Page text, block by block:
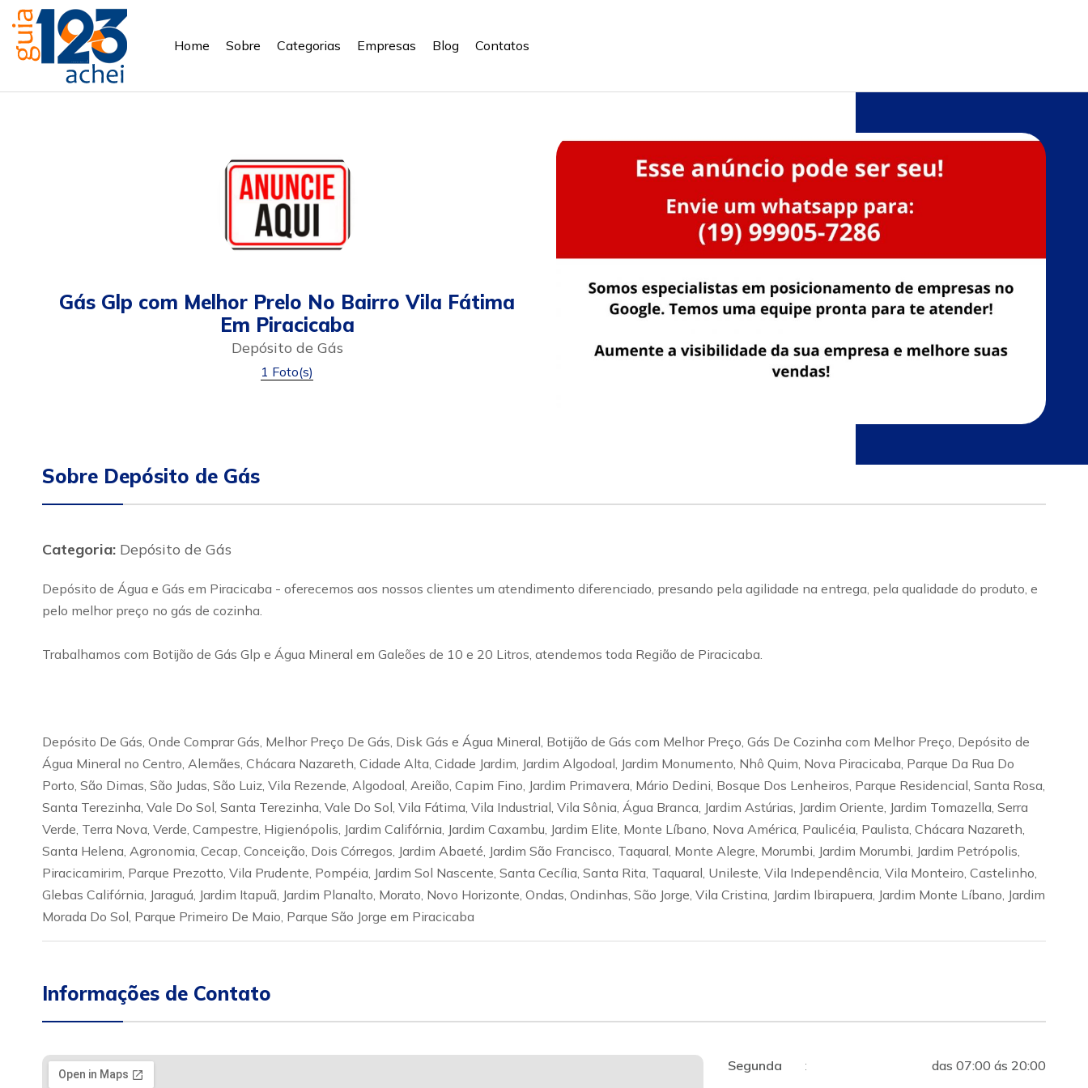
Home Sobre Categorias Empresas Blog Contatos
Gás Glp com Melhor Prelo No Bairro Vila Fátima
Em Piracicaba
Depósito de Gás
1 Foto(s)
Sobre Depósito de Gás
Categoria: Depósito de Gás
Depósito de Água e Gás em Piracicaba - oferecemos aos nossos clientes um atendimento diferenciado, presando pela agilidade na entrega, pela qualidade do produto, e
pelo melhor preço no gás de cozinha.
Trabalhamos com Botijão de Gás Glp e Água Mineral em Galeões de 10 e 20 Litros, atendemos toda Região de Piracicaba.
Depósito De Gás, Onde Comprar Gás, Melhor Preço De Gás, Disk Gás e Água Mineral, Botijão de Gás com Melhor Preço, Gás De Cozinha com Melhor Preço, Depósito de
Água Mineral no Centro, Alemães, Chácara Nazareth, Cidade Alta, Cidade Jardim, Jardim Algodoal, Jardim Monumento, Nhô Quim, Nova Piracicaba, Parque Da Rua Do
Porto, São Dimas, São Judas, São Luiz, Vila Rezende, Algodoal, Areião, Capim Fino, Jardim Primavera, Mário Dedini, Bosque Dos Lenheiros, Parque Residencial, Santa Rosa,
Santa Terezinha, Vale Do Sol, Santa Terezinha, Vale Do Sol, Vila Fátima, Vila Industrial, Vila Sônia, Água Branca, Jardim Astúrias, Jardim Oriente, Jardim Tomazella, Serra
Verde, Terra Nova, Verde, Campestre, Higienópolis, Jardim Califórnia, Jardim Caxambu, Jardim Elite, Monte Líbano, Nova América, Paulicéia, Paulista, Chácara Nazareth,
Santa Helena, Agronomia, Cecap, Conceição, Dois Córregos, Jardim Abaeté, Jardim São Francisco, Taquaral, Monte Alegre, Morumbi, Jardim Morumbi, Jardim Petrópolis,
Piracicamirim, Parque Prezotto, Vila Prudente, Pompéia, Jardim Sol Nascente, Santa Cecília, Santa Rita, Taquaral, Unileste, Vila Independência, Vila Monteiro, Castelinho,
Glebas Califórnia, Jaraguá, Jardim Itapuã, Jardim Planalto, Morato, Novo Horizonte, Ondas, Ondinhas, São Jorge, Vila Cristina, Jardim Ibirapuera, Jardim Monte Líbano, Jardim
Morada Do Sol, Parque Primeiro De Maio, Parque São Jorge em Piracicaba
Informações de Contato
Segunda :
das 07:00 ás 20:00